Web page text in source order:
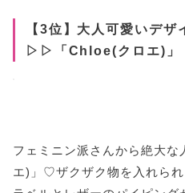
【3位】大人可愛いデザ
▷▷「Chloe(クロエ)」
フェミニン派さんから絶大な
エ)」♡ザクザク物を入れら